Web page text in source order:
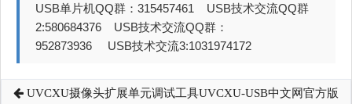
USB单片机QQ群：315457461 USB技术交流QQ群
2:580684376 USB技术交流QQ群：
952873936 USB技术交流3:1031974172
UVCXU摄像头扩展单元调试工具UVCXU-USB中文网官方版